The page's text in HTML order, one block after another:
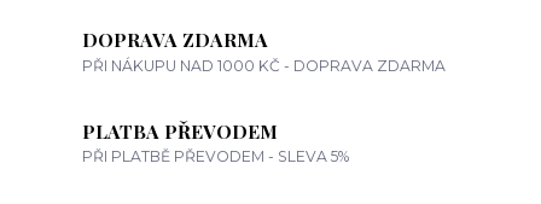
DOPRAVA ZDARMA
PŘI NÁKUPU NAD 1000 KČ - DOPRAVA ZDARMA
PLATBA PŘEVODEM
PŘI PLATBĚ PŘEVODEM - SLEVA 5%